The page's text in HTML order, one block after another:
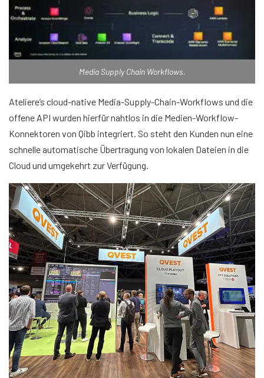
Media Supply Chain Workflows.
Ateliere’s cloud-native Media-Supply-Chain-Workflows und die
offene API wurden hierfür nahtlos in die Medien-Workflow-
Konnektoren von Qibb integriert. So steht den Kunden nun eine
schnelle automatische Übertragung von lokalen Dateien in die
Cloud und umgekehrt zur Verfügung.